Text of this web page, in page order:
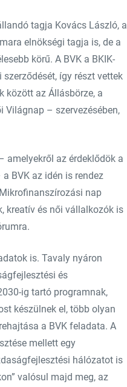
tagja Kovács László, a
elnökségi tagja is, de a
körű. A BVK a BKIK-
így részt vettek
között az Állásbörze, a
Világnap – szervezésében,
amelyekről az érdeklődök a
BVK az idén is rendez
nap
kreatív és női vállalkozók is
is. Tavaly nyáron
és
ig tartó programnak,
készülnek el, több olyan
a BVK feladata. A
mellett egy
hálózatot is
valósul majd meg, az